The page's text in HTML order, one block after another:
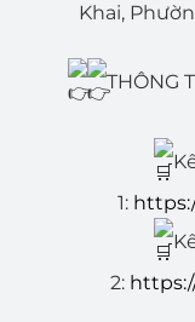
Khai,
THÔNG
1:
2: